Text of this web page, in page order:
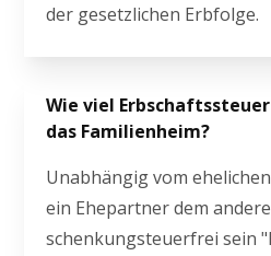
der gesetzlichen Erbfolge.
Wie viel
das Familienheim?
Unabhängig vom
ein Ehepartner dem
schenkungsteuerfrei sein